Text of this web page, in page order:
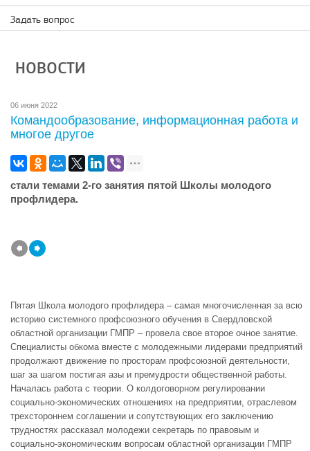
Задать вопрос
НОВОСТИ
06 июня 2022
Командообразование, информационная работа и
многое другое
стали темами 2-го занятия пятой Школы молодого
профлидера.
Пятая Школа молодого профлидера – самая многочисленная за всю
историю системного профсоюзного обучения в Свердловской
областной организации ГМПР – провела свое второе очное занятие.
Специалисты обкома вместе с молодежными лидерами предприятий
продолжают движение по просторам профсоюзной деятельности,
шаг за шагом постигая азы и премудрости общественной работы.
Началась работа с теории. О колдоговорном регулировании
социально-экономических отношениях на предприятии, отраслевом
трехстороннем соглашении и сопутствующих его заключению
трудностях рассказал молодежи секретарь по правовым и
социально-экономическим вопросам областной организации ГМПР